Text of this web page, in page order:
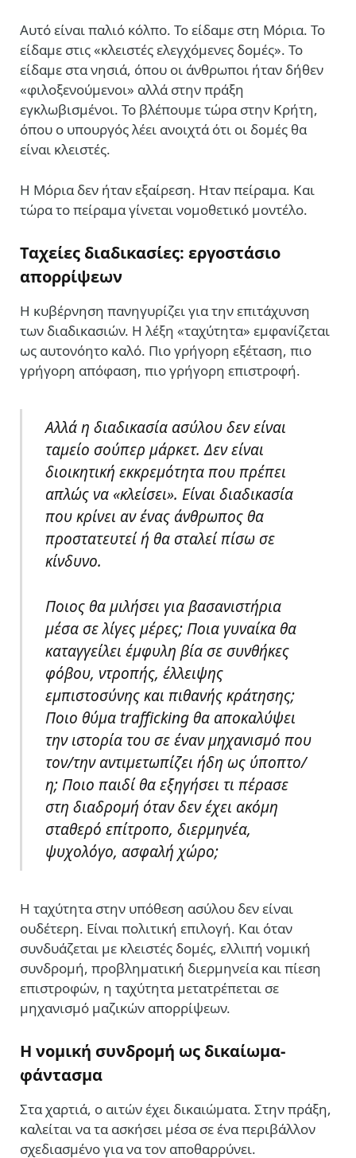
Αυτό είναι παλιό κόλπο. Το είδαμε στη Μόρια. Το
είδαμε στις «κλειστές ελεγχόμενες δομές». Το
είδαμε στα νησιά, όπου οι άνθρωποι ήταν δήθεν
«φιλοξενούμενοι» αλλά στην πράξη
εγκλωβισμένοι. Το βλέπουμε τώρα στην Κρήτη,
όπου ο υπουργός λέει ανοιχτά ότι οι δομές θα
είναι κλειστές.
Η Μόρια δεν ήταν εξαίρεση. Ηταν πείραμα. Και
τώρα το πείραμα γίνεται νομοθετικό μοντέλο.
Ταχείες διαδικασίες: εργοστάσιο
απορρίψεων
Η κυβέρνηση πανηγυρίζει για την επιτάχυνση
των διαδικασιών. Η λέξη «ταχύτητα» εμφανίζεται
ως αυτονόητο καλό. Πιο γρήγορη εξέταση, πιο
γρήγορη απόφαση, πιο γρήγορη επιστροφή.
Αλλά η διαδικασία ασύλου δεν είναι
ταμείο σούπερ μάρκετ. Δεν είναι
διοικητική εκκρεμότητα που πρέπει
απλώς να «κλείσει». Είναι διαδικασία
που κρίνει αν ένας άνθρωπος θα
προστατευτεί ή θα σταλεί πίσω σε
κίνδυνο.
Ποιος θα μιλήσει για βασανιστήρια
μέσα σε λίγες μέρες; Ποια γυναίκα θα
καταγγείλει έμφυλη βία σε συνθήκες
φόβου, ντροπής, έλλειψης
εμπιστοσύνης και πιθανής κράτησης;
Ποιο θύμα trafficking θα αποκαλύψει
την ιστορία του σε έναν μηχανισμό που
τον/την αντιμετωπίζει ήδη ως ύποπτο/
η; Ποιο παιδί θα εξηγήσει τι πέρασε
στη διαδρομή όταν δεν έχει ακόμη
σταθερό επίτροπο, διερμηνέα,
ψυχολόγο, ασφαλή χώρο;
Η ταχύτητα στην υπόθεση ασύλου δεν είναι
ουδέτερη. Είναι πολιτική επιλογή. Και όταν
συνδυάζεται με κλειστές δομές, ελλιπή νομική
συνδρομή, προβληματική διερμηνεία και πίεση
επιστροφών, η ταχύτητα μετατρέπεται σε
μηχανισμό μαζικών απορρίψεων.
Η νομική συνδρομή ως δικαίωμα-
φάντασμα
Στα χαρτιά, ο αιτών έχει δικαιώματα. Στην πράξη,
καλείται να τα ασκήσει μέσα σε ένα περιβάλλον
σχεδιασμένο για να τον αποθαρρύνει.